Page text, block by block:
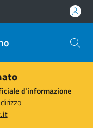
d'informazione